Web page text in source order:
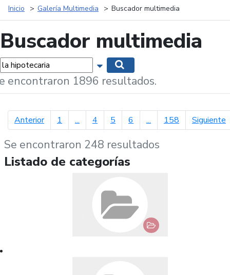
Inicio Galería Multimedia Buscador multimedia
Buscador multimedia
Mostrar opciones de búsqueda
encontraron 1896 resultados.
Anteriorpágina anterior
1 ... 4 5 6 ... 158 Siguiente
Se encontraron 248 resultados
Listado de categorías